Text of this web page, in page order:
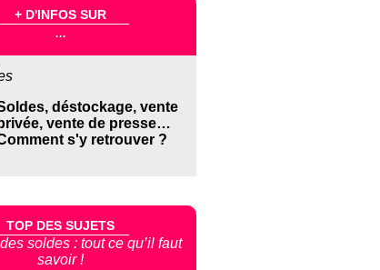
+ D'INFOS SUR
...
déstockage, vente
vente de presse…
s'y retrouver ?
TOP DES SUJETS
soldes : tout ce qu’il faut
savoir !